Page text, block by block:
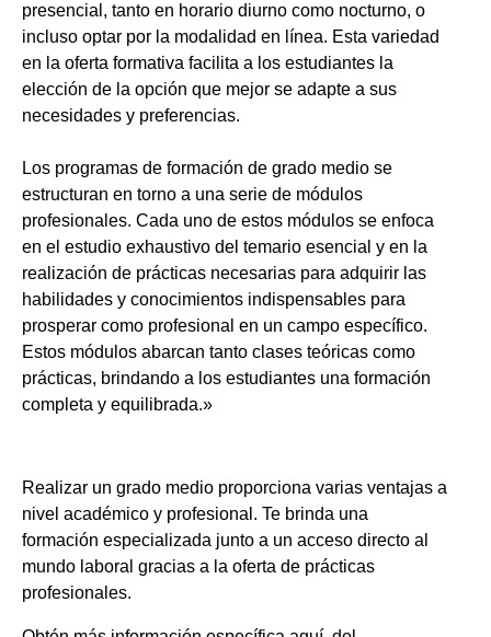
presencial, tanto en horario diurno como nocturno, o
incluso optar por la modalidad en línea. Esta variedad
en la oferta formativa facilita a los estudiantes la
elección de la opción que mejor se adapte a sus
necesidades y preferencias.
Los programas de formación de grado medio se
estructuran en torno a una serie de módulos
profesionales. Cada uno de estos módulos se enfoca
en el estudio exhaustivo del temario esencial y en la
realización de prácticas necesarias para adquirir las
habilidades y conocimientos indispensables para
prosperar como profesional en un campo específico.
Estos módulos abarcan tanto clases teóricas como
prácticas, brindando a los estudiantes una formación
completa y equilibrada.»
Realizar un grado medio proporciona varias ventajas a
nivel académico y profesional. Te brinda una
formación especializada junto a un acceso directo al
mundo laboral gracias a la oferta de prácticas
profesionales.